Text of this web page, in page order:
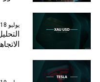
يوليو 18 24, 15:36 GMT